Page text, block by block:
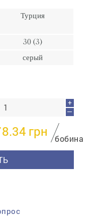
Турция
30 (3)
серый
+
—
грн
бобина